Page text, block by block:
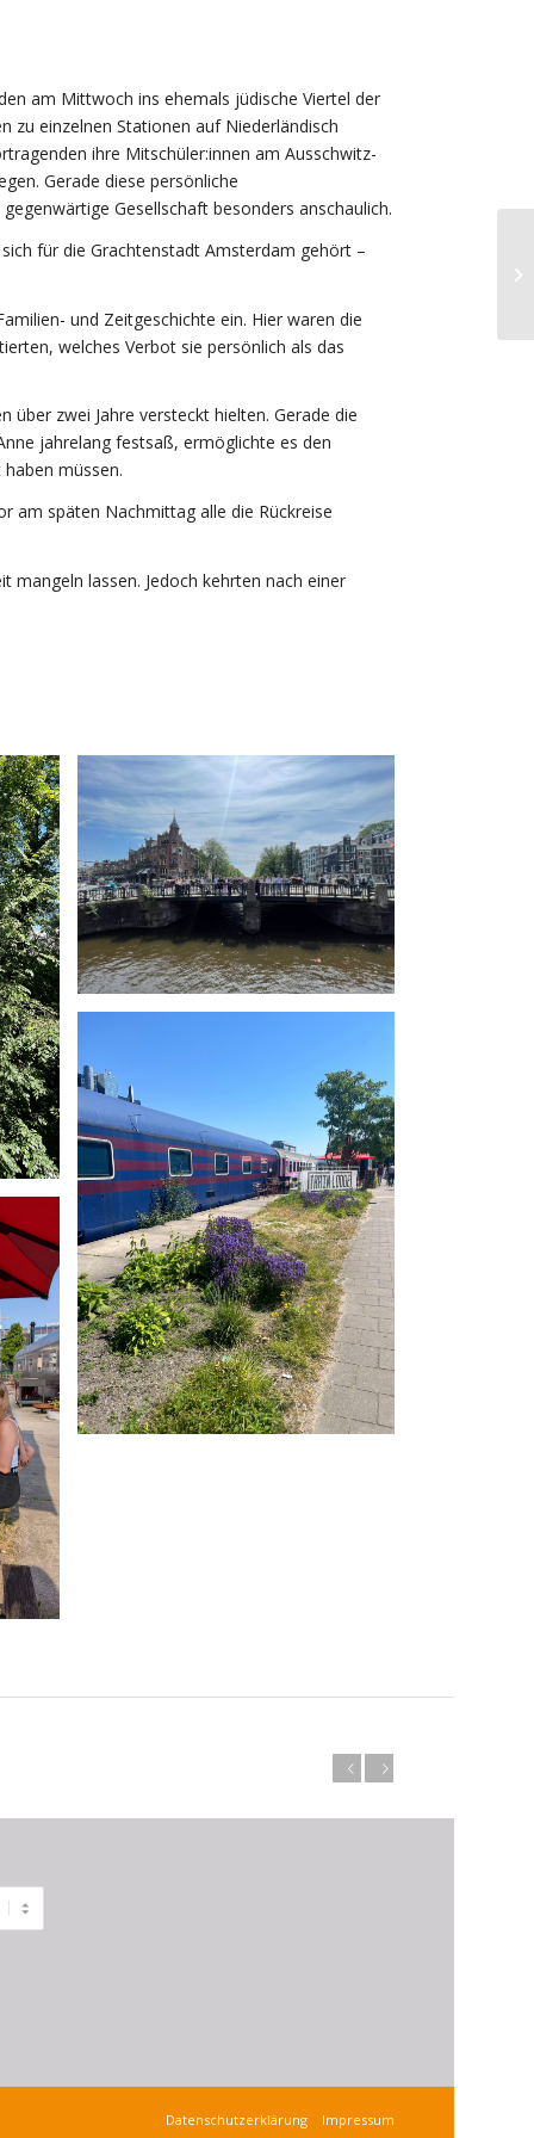
am Mittwoch ins ehemals jüdische Viertel der
zu einzelnen Stationen auf Niederländisch
ihre Mitschüler:innen am Ausschwitz-
Gerade diese persönliche
Gesellschaft besonders anschaulich.
für die Grachtenstadt Amsterdam gehört –
und Zeitgeschichte ein. Hier waren die
welches Verbot sie persönlich als das
über zwei Jahre versteckt hielten. Gerade die
jahrelang festsaß, ermöglichte es den
müssen.
am späten Nachmittag alle die Rückreise
mangeln lassen. Jedoch kehrten nach einer
Impressum
Datenschutzerklärung